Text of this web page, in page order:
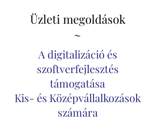
Üzleti megoldások
~
A digitalizáció és
szoftverfejlesztés
támogatása
Kis- és Középvállalkozások
számára